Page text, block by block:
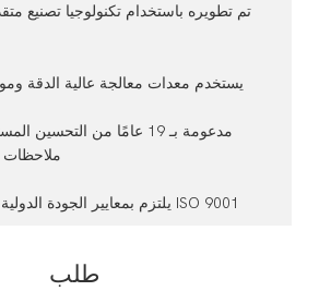
يستخدم معدات معالجة عالية الدقة
ملاحظات
يلتزم بمعايير الجودة الدولية وحصل على شهادة ISO 9001
طلب